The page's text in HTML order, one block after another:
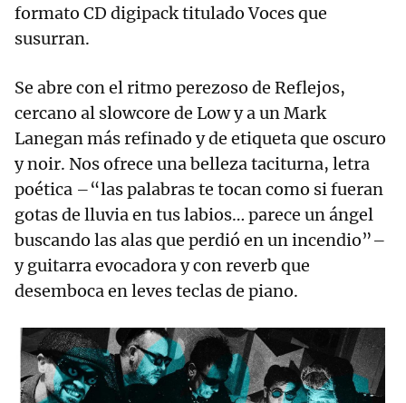
formato CD digipack titulado Voces que
susurran.
Se abre con el ritmo perezoso de Reflejos,
cercano al slowcore de Low y a un Mark
Lanegan más refinado y de etiqueta que oscuro
y noir. Nos ofrece una belleza taciturna, letra
poética –“las palabras te tocan como si fueran
gotas de lluvia en tus labios… parece un ángel
buscando las alas que perdió en un incendio”–
y guitarra evocadora y con reverb que
desemboca en leves teclas de piano.